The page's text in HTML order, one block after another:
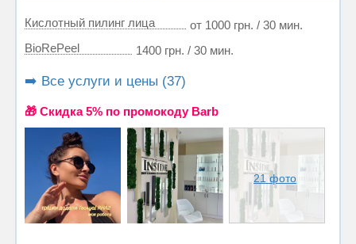
Кислотный пилинг лица
от 1000 грн. / 30 мин.
BioRePeel
1400 грн. / 30 мин.
➡️ Все услуги и цены (37)
🎁 Cкидка 5% по промокоду Barb
21 фото